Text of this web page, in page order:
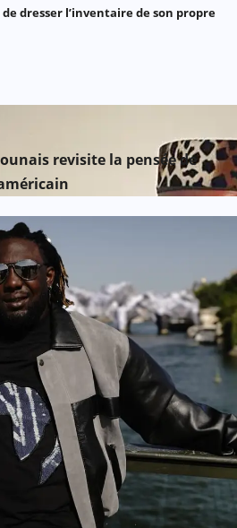
dresser l’inventaire de son propre
revisite la pensée de